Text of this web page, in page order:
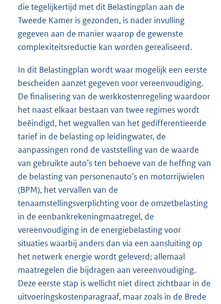
die tegelijkertijd met dit Belastingplan aan de
Tweede Kamer is gezonden, is nader invulling
gegeven aan de manier waarop de gewenste
complexiteitsreductie kan worden gerealiseerd.
In dit Belastingplan wordt waar mogelijk een eerste
bescheiden aanzet gegeven voor vereenvoudiging.
De finalisering van de werkkostenregeling waardoor
het naast elkaar bestaan van twee regimes wordt
beëindigd, het wegvallen van het gedifferentieerde
tarief in de belasting op leidingwater, de
aanpassingen rond de vaststelling van de waarde
van gebruikte auto’s ten behoeve van de heffing van
de belasting van personenauto’s en motorrijwielen
(BPM), het vervallen van de
tenaamstellingsverplichting voor de omzetbelasting
in de eenbankrekeningmaatregel, de
vereenvoudiging in de energiebelasting voor
situaties waarbij anders dan via een aansluiting op
het netwerk energie wordt geleverd; allemaal
maatregelen die bijdragen aan vereenvoudiging.
Deze eerste stap is wellicht niet direct zichtbaar in de
uitvoeringskostenparagraaf, maar zoals in de Brede